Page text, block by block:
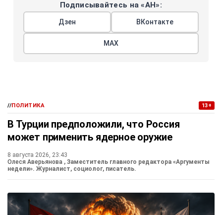
Подписывайтесь на «АН»:
Дзен ВКонтакте
МАХ
//ПОЛИТИКА 13+
В Турции предположили, что Россия
может применить ядерное оружие
8 августа 2026, 23:43
Олеся Аверьянова , Заместитель главного редактора «Аргументы
недели». Журналист, социолог, писатель.